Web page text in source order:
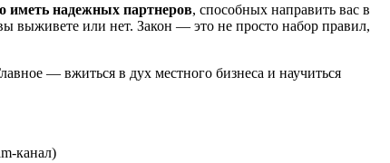
иметь надежных партнеров, способных направить вас в
выживете или нет. Закон — это не просто набор правил,
— вжиться в дух местного бизнеса и научиться
канал)